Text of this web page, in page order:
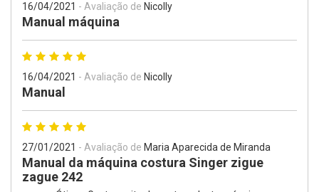
16/04/2021 - Avaliação de Nicolly
Manual máquina
16/04/2021 - Avaliação de Nicolly
Manual
27/01/2021 - Avaliação de Maria Aparecida de Miranda
Manual da máquina costura Singer zigue
zague 242